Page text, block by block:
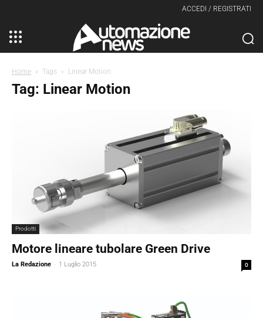
ACCEDI / REGISTRATI
Home Tags Linear Motion
Tag: Linear Motion
Prodotti
Motore lineare tubolare Green Drive
La Redazione - 1 Luglio 2015 0